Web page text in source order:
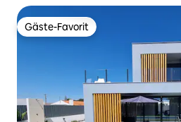
Gäste-Favorit
Gäste-Favorit